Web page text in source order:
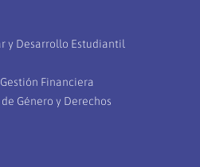
y Desarrollo Estudiantil
Financiera
Género y Derechos